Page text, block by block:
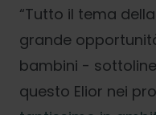
“Tutto il tema
grande
bambini -
questo Elior nei